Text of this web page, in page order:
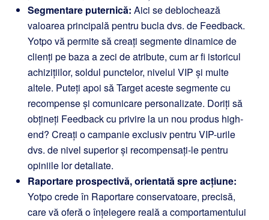
Segmentare puternică: Aici se deblochează
valoarea principală pentru bucla dvs. de Feedback.
Yotpo vă permite să creați segmente dinamice de
clienți pe baza a zeci de atribute, cum ar fi istoricul
achizițiilor, soldul punctelor, nivelul VIP și multe
altele. Puteți apoi să Target aceste segmente cu
recompense și comunicare personalizate. Doriți să
obțineți Feedback cu privire la un nou produs high-
end? Creați o campanie exclusiv pentru VIP-urile
dvs. de nivel superior și recompensați-le pentru
opiniile lor detaliate.
Raportare prospectivă, orientată spre acțiune:
Yotpo crede în Raportare conservatoare, precisă,
care vă oferă o înțelegere reală a comportamentului